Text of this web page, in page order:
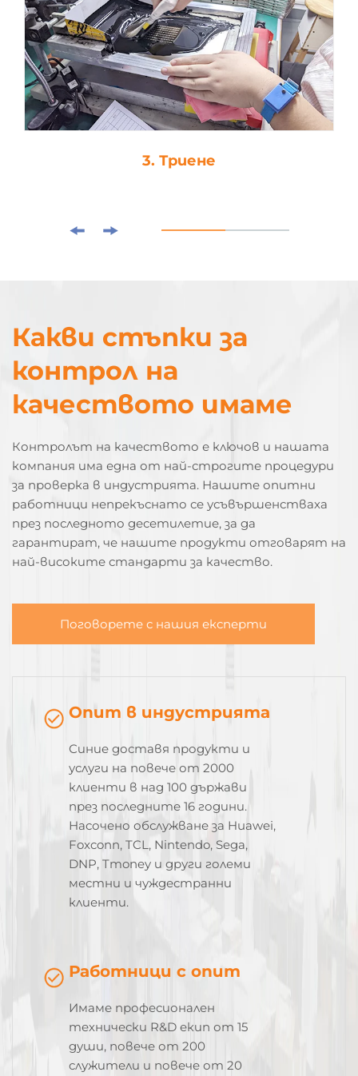
3. Триене
Какви стъпки за
контрол на
качеството имаме
Контролът на качеството е ключов и нашата
компания има една от най-строгите процедури
за проверка в индустрията. Нашите опитни
работници непрекъснато се усъвършенстваха
през последното десетилетие, за да
гарантират, че нашите продукти отговарят на
най-високите стандарти за качество.
Поговорете с нашия експерти
Опит в индустрията
Синие доставя продукти и
услуги на повече от 2000
клиенти в над 100 държави
през последните 16 години.
Насочено обслужване за Huawei,
Foxconn, TCL, Nintendo, Sega,
DNP, Tmoney и други големи
местни и чуждестранни
клиенти.
Работници с опит
Имаме професионален
технически R&D екип от 15
души, повече от 200
служители и повече от 20